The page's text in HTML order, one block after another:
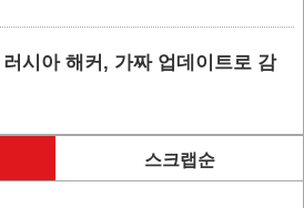
시아 해커, 가짜 업데이트로 감
스크랩순